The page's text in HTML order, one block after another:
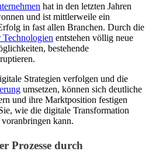
hat in den letzten Jahren
und ist mittlerweile ein
in fast allen Branchen. Durch die
entstehen völlig neue
bestehende
Strategien verfolgen und die
umsetzen, können sich deutliche
und ihre Marktposition festigen
wie die digitale Transformation
kann.
Prozesse durch